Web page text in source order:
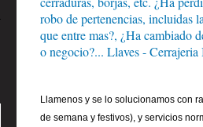
robo de pertenencias, incluidas
que entre mas?, ¿Ha cambiado
o negocio?... Llaves - Cerrajeria
Llamenos y se lo solucionamos con
de semana y festivos), y servicios